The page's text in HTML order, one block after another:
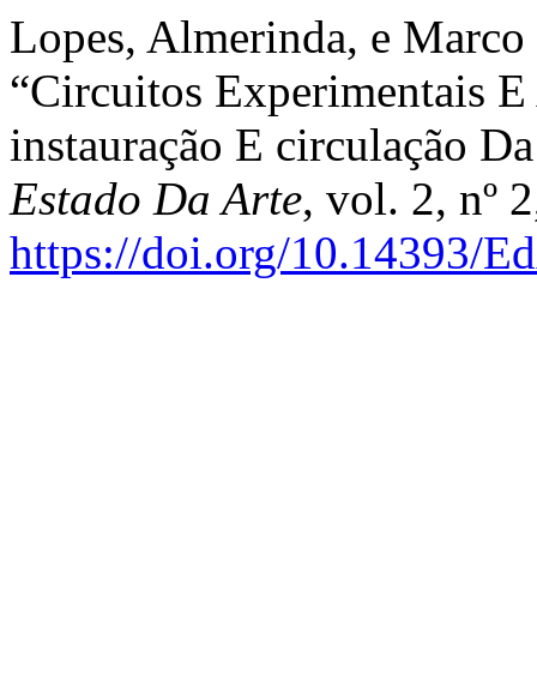
Lopes, Almerinda, e
“Circuitos Experimentais
instauração E circulação
Estado Da Arte, vol. 2, nº
https://doi.org/10.14393/